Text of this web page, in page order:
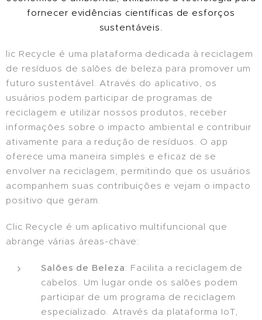
fornecer evidências científicas de esforços
sustentáveis.
lic Recycle é uma plataforma dedicada à reciclagem
de resíduos de salões de beleza para promover um
futuro sustentável. Através do aplicativo, os
usuários podem participar de programas de
reciclagem e utilizar nossos produtos, receber
informações sobre o impacto ambiental e contribuir
ativamente para a redução de resíduos. O app
oferece uma maneira simples e eficaz de se
envolver na reciclagem, permitindo que os usuários
acompanhem suas contribuições e vejam o impacto
positivo que geram.
Clic Recycle é um aplicativo multifuncional que
abrange várias áreas-chave:
Salões de Beleza: Facilita a reciclagem de
cabelos. Um lugar onde os salões podem
participar de um programa de reciclagem
especializado. Através da plataforma IoT,